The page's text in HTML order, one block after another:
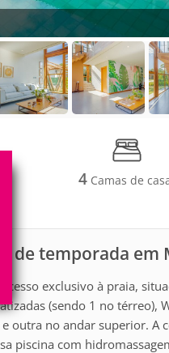
4 Camas de
de temporada em
acesso exclusivo à praia,
(sendo 1 no térreo),
outra no andar superior. A
piscina com